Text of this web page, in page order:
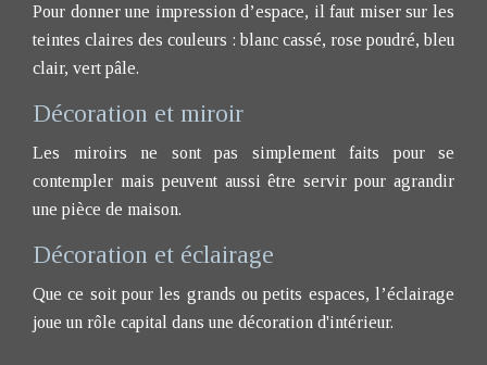
Pour donner une impression d’espace, il faut miser sur les
teintes claires des couleurs : blanc cassé, rose poudré, bleu
clair, vert pâle.
Décoration et miroir
Les miroirs ne sont pas simplement faits pour se
contempler mais peuvent aussi être servir pour agrandir
une pièce de maison.
Décoration et éclairage
Que ce soit pour les grands ou petits espaces, l’éclairage
joue un rôle capital dans une décoration d'intérieur.